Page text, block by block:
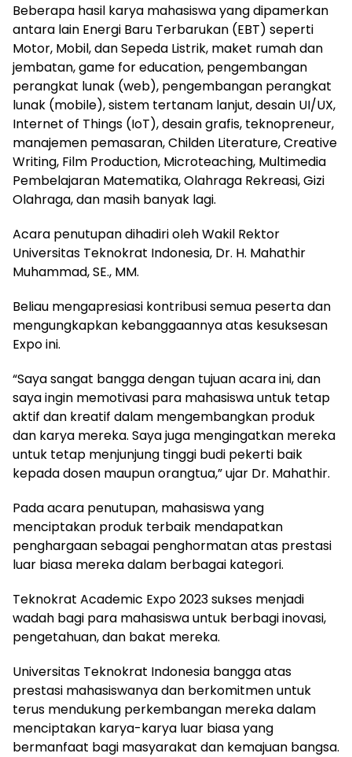
Beberapa hasil karya mahasiswa yang dipamerkan
antara lain Energi Baru Terbarukan (EBT) seperti
Motor, Mobil, dan Sepeda Listrik, maket rumah dan
jembatan, game for education, pengembangan
perangkat lunak (web), pengembangan perangkat
lunak (mobile), sistem tertanam lanjut, desain UI/UX,
Internet of Things (IoT), desain grafis, teknopreneur,
manajemen pemasaran, Childen Literature, Creative
Writing, Film Production, Microteaching, Multimedia
Pembelajaran Matematika, Olahraga Rekreasi, Gizi
Olahraga, dan masih banyak lagi.
Acara penutupan dihadiri oleh Wakil Rektor
Universitas Teknokrat Indonesia, Dr. H. Mahathir
Muhammad, SE., MM.
Beliau mengapresiasi kontribusi semua peserta dan
mengungkapkan kebanggaannya atas kesuksesan
Expo ini.
“Saya sangat bangga dengan tujuan acara ini, dan
saya ingin memotivasi para mahasiswa untuk tetap
aktif dan kreatif dalam mengembangkan produk
dan karya mereka. Saya juga mengingatkan mereka
untuk tetap menjunjung tinggi budi pekerti baik
kepada dosen maupun orangtua,” ujar Dr. Mahathir.
Pada acara penutupan, mahasiswa yang
menciptakan produk terbaik mendapatkan
penghargaan sebagai penghormatan atas prestasi
luar biasa mereka dalam berbagai kategori.
Teknokrat Academic Expo 2023 sukses menjadi
wadah bagi para mahasiswa untuk berbagi inovasi,
pengetahuan, dan bakat mereka.
Universitas Teknokrat Indonesia bangga atas
prestasi mahasiswanya dan berkomitmen untuk
terus mendukung perkembangan mereka dalam
menciptakan karya-karya luar biasa yang
bermanfaat bagi masyarakat dan kemajuan bangsa.